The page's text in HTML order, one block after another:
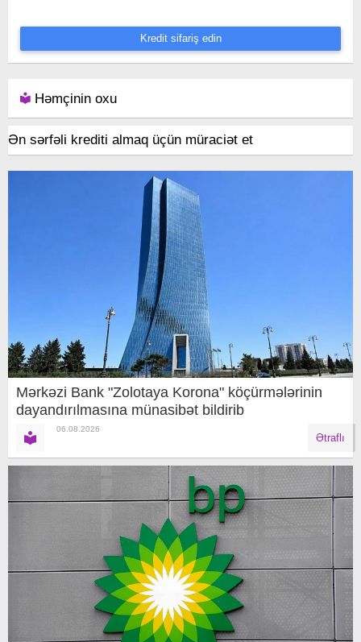
Kredit sifariş edin
Həmçinin oxu
Ən sərfəli krediti almaq üçün müraciət et
Mərkəzi Bank "Zolotaya Korona" köçürmələrinin
dayandırılmasına münasibət bildirib
06.08.2026
Ətraflı